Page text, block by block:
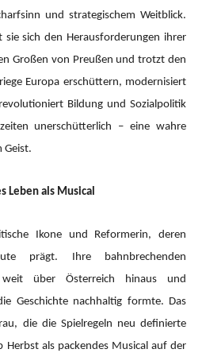
und strategischem Weitblick.
sich den Herausforderungen ihrer
Großen von Preußen und trotzt den
Europa erschüttern, modernisiert
Bildung und Sozialpolitik
unerschütterlich – eine wahre
Geist.
Leben als Musical
Ikone und Reformerin, deren
prägt. Ihre bahnbrechenden
weit über Österreich hinaus und
Geschichte nachhaltig formte. Das
die die Spielregeln neu definierte
Herbst als packendes Musical auf der